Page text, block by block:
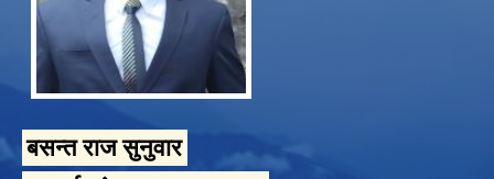
बसन्त राज सुनुवार